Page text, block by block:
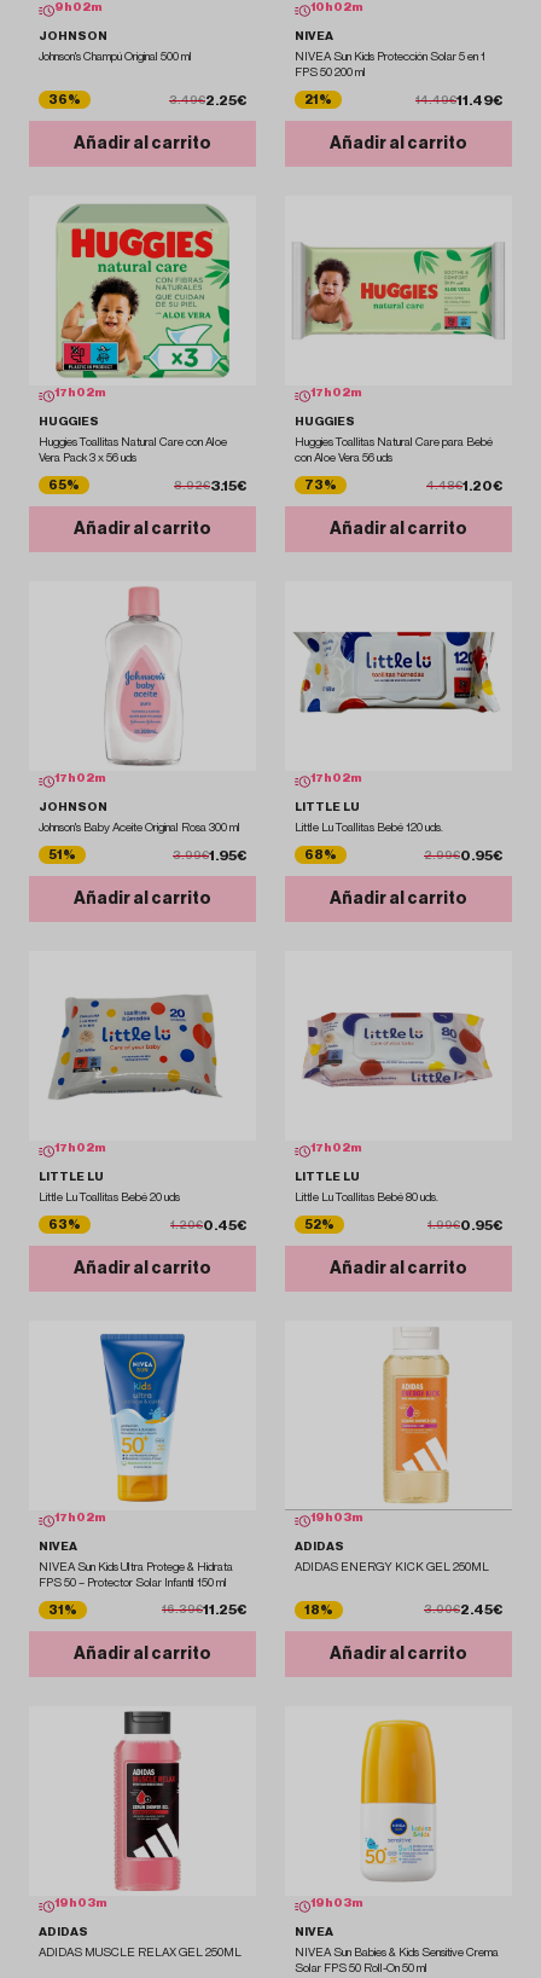
9 h 02m
JOHNSON
Johnson's Champú Original 500 ml
36% 3.49€2.25€
Añadir al carrito
10 h 02m
NIVEA
NIVEA Sun Kids Protección Solar 5 en 1
FPS 50 200 ml
21% 14.49€11.49€
Añadir al carrito
17 h 02m
HUGGIES
Huggies Toallitas Natural Care con Aloe
Vera Pack 3 x 56 uds
65% 8.92€3.15€
Añadir al carrito
17 h 02m
HUGGIES
Huggies Toallitas Natural Care para Bebé
con Aloe Vera 56 uds
73% 4.48€1.20€
Añadir al carrito
17 h 02m
JOHNSON
Johnson's Baby Aceite Original Rosa 300 ml
51% 3.99€1.95€
Añadir al carrito
17 h 02m
LITTLE LU
Little Lu Toallitas Bebé 120 uds.
68% 2.99€0.95€
Añadir al carrito
17 h 02m
LITTLE LU
Little Lu Toallitas Bebé 20 uds
63% 1.20€0.45€
Añadir al carrito
17 h 02m
LITTLE LU
Little Lu Toallitas Bebé 80 uds.
52% 1.99€0.95€
Añadir al carrito
17 h 02m
NIVEA
NIVEA Sun Kids Ultra Protege & Hidrata
FPS 50 – Protector Solar Infantil 150 ml
31% 16.39€11.25€
Añadir al carrito
19 h 03m
ADIDAS
ADIDAS ENERGY KICK GEL 250ML
18% 3.00€2.45€
Añadir al carrito
19 h 03m
ADIDAS
ADIDAS MUSCLE RELAX GEL 250ML
19 h 03m
NIVEA
NIVEA Sun Babies & Kids Sensitive Crema
Solar FPS 50 Roll-On 50 ml